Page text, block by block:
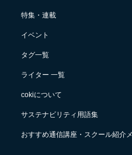
特集・連載
イベント
タグ一覧
ライター 一覧
cokiについて
サステナビリティ用語集
おすすめ通信講座・スクール紹介